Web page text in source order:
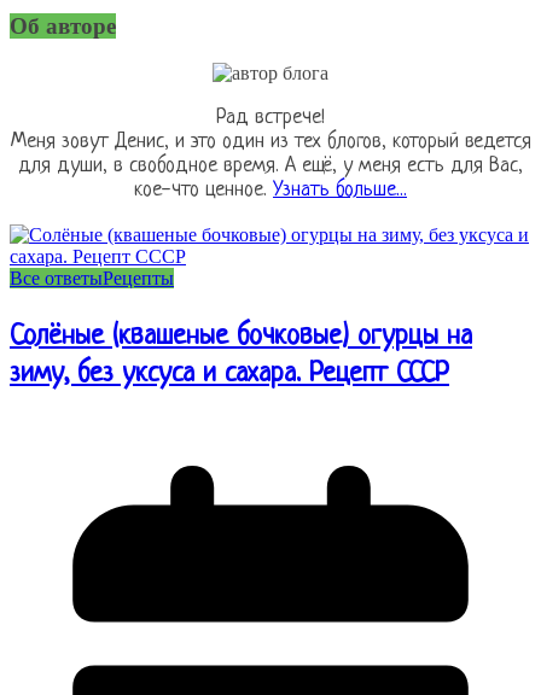
Об авторе
Рад встрече!
Меня зовут Денис, и это один из тех блогов, который ведется
для души, в свободное время. А ещё, у меня есть для Вас,
кое-что ценное. Узнать больше...
Все ответыРецепты
Солёные (квашеные бочковые) огурцы на
зиму, без уксуса и сахара. Рецепт СССР